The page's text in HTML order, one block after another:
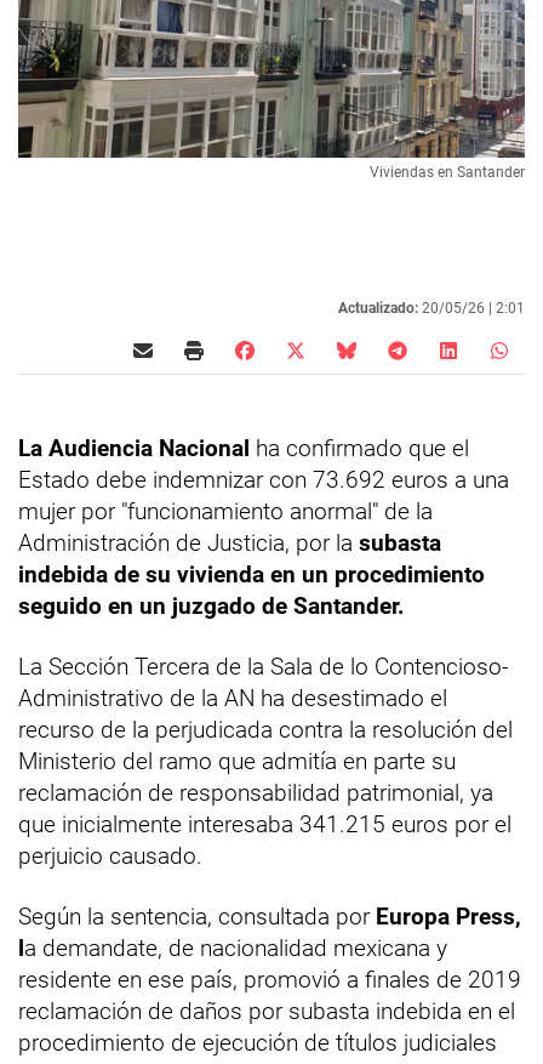
Viviendas en Santander
Actualizado: 20/05/26 | 2:01
La Audiencia Nacional ha confirmado que el
Estado debe indemnizar con 73.692 euros a una
mujer por "funcionamiento anormal" de la
Administración de Justicia, por la subasta
indebida de su vivienda en un procedimiento
seguido en un juzgado de Santander.
La Sección Tercera de la Sala de lo Contencioso-
Administrativo de la AN ha desestimado el
recurso de la perjudicada contra la resolución del
Ministerio del ramo que admitía en parte su
reclamación de responsabilidad patrimonial, ya
que inicialmente interesaba 341.215 euros por el
perjuicio causado.
Según la sentencia, consultada por Europa Press,
la demandate, de nacionalidad mexicana y
residente en ese país, promovió a finales de 2019
reclamación de daños por subasta indebida en el
procedimiento de ejecución de títulos judiciales